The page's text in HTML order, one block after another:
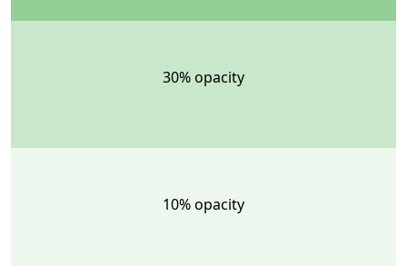
30% opacity
10% opacity